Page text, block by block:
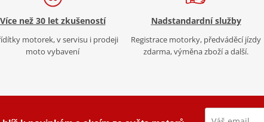
Více než 30 let zkušeností
motorek, v servisu i prodeji
moto vybavení
Nadstandardní služby
Registrace motorky, předváděcí jízdy
zdarma, výměna zboží a další.